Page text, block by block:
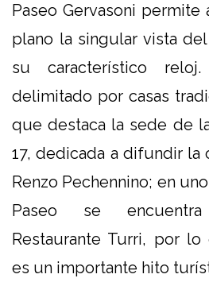
Paseo Gervasoni
plano la singular vista
su característico
delimitado por casas
que destaca la sede de
17, dedicada a difundir
Renzo Pechennino; en
Paseo se
Restaurante Turri, por
es un importante hito